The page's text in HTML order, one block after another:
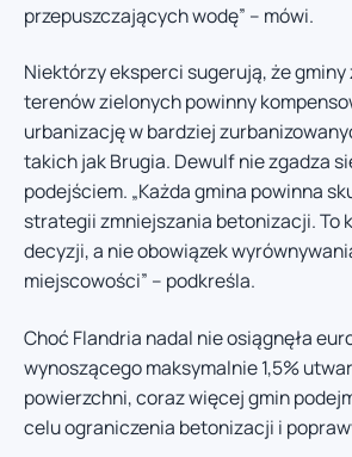
przepuszczających wodę” – mówi.
Niektórzy eksperci sugerują, że gminy
terenów zielonych powinny
urbanizację w bardziej
takich jak Brugia. Dewulf nie zgadza
podejściem. „Każda gmina powinna
strategii zmniejszania betonizacji. To
decyzji, a nie obowiązek
miejscowości” – podkreśla.
Choć Flandria nadal nie osiągnęła
wynoszącego maksymalnie 1,5%
powierzchni, coraz więcej gmin
celu ograniczenia betonizacji i